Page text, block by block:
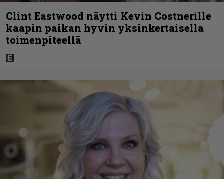
Clint Eastwood näytti Kevin Costnerille
kaapin paikan hyvin yksinkertaisella
toimenpiteellä